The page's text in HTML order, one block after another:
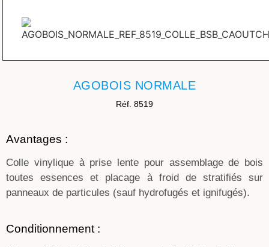
AGOBOIS NORMALE
Réf. 8519
Avantages :
Colle vinylique à prise lente pour assemblage de bois
toutes essences et placage à froid de stratifiés sur
panneaux de particules (sauf hydrofugés et ignifugés).
Conditionnement :